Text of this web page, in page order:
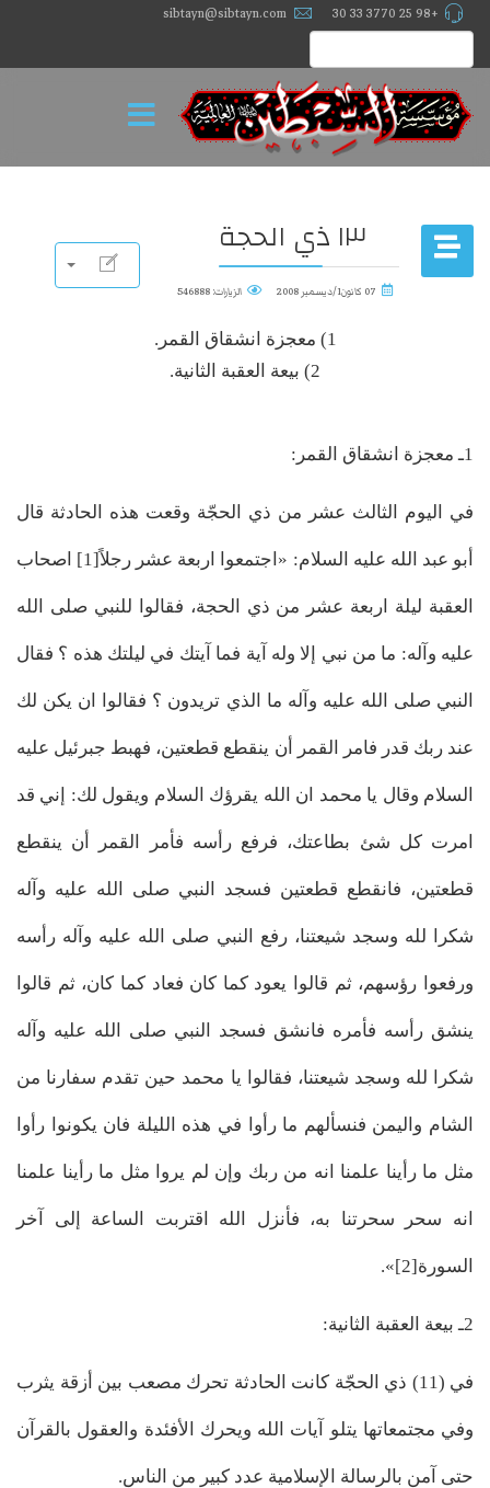
+98 25 3770 33 30
sibtayn@sibtayn.com
١٣ ذي الحجة
07 كانون1/ديسمبر 2008 الزيارات: 546888
1) معجزة انشقاق القمر.
2) بيعة العقبة الثانية.
1ـ معجزة انشقاق القمر:
في اليوم الثالث عشر من ذي الحجّة وقعت هذه الحادثة قال
أبو عبد الله عليه السلام: «اجتمعوا اربعة عشر رجلاً[1] اصحاب
العقبة ليلة اربعة عشر من ذي الحجة، فقالوا للنبي صلى الله
عليه وآله: ما من نبي إلا وله آية فما آيتك في ليلتك هذه ؟ فقال
النبي صلى الله عليه وآله ما الذي تريدون ؟ فقالوا ان يكن لك
عند ربك قدر فامر القمر أن ينقطع قطعتين، فهبط جبرئيل عليه
السلام وقال يا محمد ان الله يقرؤك السلام ويقول لك: إني قد
امرت كل شئ بطاعتك، فرفع رأسه فأمر القمر أن ينقطع
قطعتين، فانقطع قطعتين فسجد النبي صلى الله عليه وآله
شكرا لله وسجد شيعتنا، رفع النبي صلى الله عليه وآله رأسه
ورفعوا رؤسهم، ثم قالوا يعود كما كان فعاد كما كان، ثم قالوا
ينشق رأسه فأمره فانشق فسجد النبي صلى الله عليه وآله
شكرا لله وسجد شيعتنا، فقالوا يا محمد حين تقدم سفارنا من
الشام واليمن فنسألهم ما رأوا في هذه الليلة فان يكونوا رأوا
مثل ما رأينا علمنا انه من ربك وإن لم يروا مثل ما رأينا علمنا
انه سحر سحرتنا به، فأنزل الله اقتربت الساعة إلى آخر
السورة[2]».
2ـ بيعة العقبة الثانية:
في (11) ذي الحجّة كانت الحادثة تحرك مصعب بين أزقة يثرب
وفي مجتمعاتها يتلو آيات الله ويحرك الأفئدة والعقول بالقرآن
حتى آمن بالرسالة الإسلامية عدد كبير من الناس.